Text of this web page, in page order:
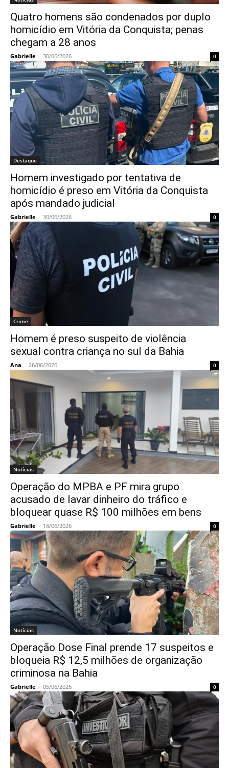
Quatro homens são condenados por duplo
homicídio em Vitória da Conquista; penas
chegam a 28 anos
Gabrielle - 30/06/2026 0
Destaque
Homem investigado por tentativa de
homicídio é preso em Vitória da Conquista
após mandado judicial
Gabrielle - 30/06/2026 0
Crime
Homem é preso suspeito de violência
sexual contra criança no sul da Bahia
Ana - 26/06/2026 0
Notícias
Operação do MPBA e PF mira grupo
acusado de lavar dinheiro do tráfico e
bloquear quase R$ 100 milhões em bens
Gabrielle - 18/06/2026 0
Notícias
Operação Dose Final prende 17 suspeitos e
bloqueia R$ 12,5 milhões de organização
criminosa na Bahia
Gabrielle - 05/06/2026 0